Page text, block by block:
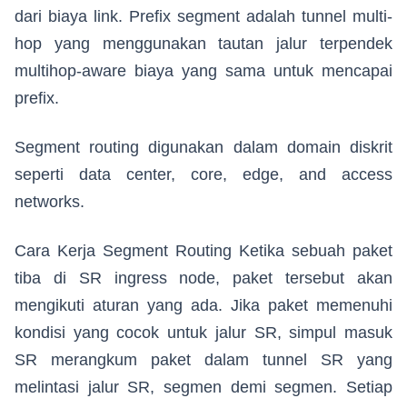
dari biaya link. Prefix segment adalah tunnel multi-
hop yang menggunakan tautan jalur terpendek
multihop-aware biaya yang sama untuk mencapai
prefix.
Segment routing digunakan dalam domain diskrit
seperti data center, core, edge, and access
networks.
Cara Kerja Segment Routing Ketika sebuah paket
tiba di SR ingress node, paket tersebut akan
mengikuti aturan yang ada. Jika paket memenuhi
kondisi yang cocok untuk jalur SR, simpul masuk
SR merangkum paket dalam tunnel SR yang
melintasi jalur SR, segmen demi segmen. Setiap